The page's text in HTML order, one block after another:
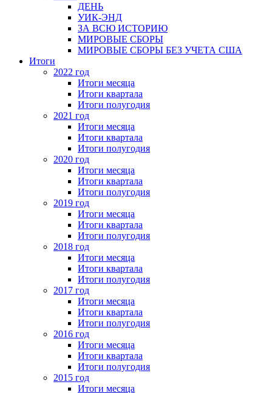
ДЕНЬ
УИК-ЭНД
ЗА ВСЮ ИСТОРИЮ
МИРОВЫЕ СБОРЫ
МИРОВЫЕ СБОРЫ БЕЗ УЧЕТА США
Итоги
2022 год
Итоги месяца
Итоги квартала
Итоги полугодия
2021 год
Итоги месяца
Итоги квартала
Итоги полугодия
2020 год
Итоги месяца
Итоги квартала
Итоги полугодия
2019 год
Итоги месяца
Итоги квартала
Итоги полугодия
2018 год
Итоги месяца
Итоги квартала
Итоги полугодия
2017 год
Итоги месяца
Итоги квартала
Итоги полугодия
2016 год
Итоги месяца
Итоги квартала
Итоги полугодия
2015 год
Итоги месяца